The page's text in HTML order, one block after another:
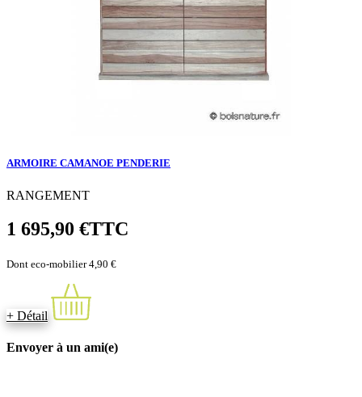
ARMOIRE CAMANOE PENDERIE
RANGEMENT
1 695,90 €TTC
Dont eco-mobilier 4,90 €
+ Détail
Envoyer à un ami(e)